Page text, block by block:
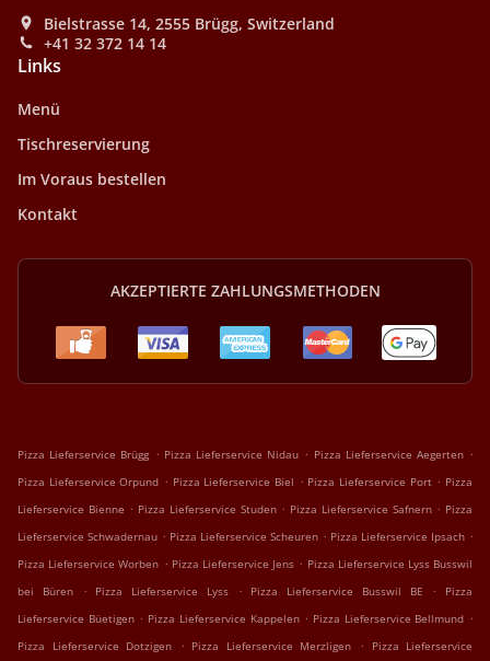
Bielstrasse 14, 2555 Brügg, Switzerland
+41 32 372 14 14
Links
Menü
Tischreservierung
Im Voraus bestellen
Kontakt
AKZEPTIERTE ZAHLUNGSMETHODEN
Pizza Lieferservice Brügg . Pizza Lieferservice Nidau . Pizza Lieferservice Aegerten .
Pizza Lieferservice Orpund . Pizza Lieferservice Biel . Pizza Lieferservice Port . Pizza
Lieferservice Bienne . Pizza Lieferservice Studen . Pizza Lieferservice Safnern . Pizza
Lieferservice Schwadernau . Pizza Lieferservice Scheuren . Pizza Lieferservice Ipsach .
Pizza Lieferservice Worben . Pizza Lieferservice Jens . Pizza Lieferservice Lyss Busswil
bei Büren
. Pizza Lieferservice Lyss . Pizza Lieferservice Busswil BE .
Pizza
Lieferservice Büetigen . Pizza Lieferservice Kappelen . Pizza Lieferservice Bellmund .
Pizza Lieferservice Dotzigen
. Pizza Lieferservice Merzligen . Pizza Lieferservice